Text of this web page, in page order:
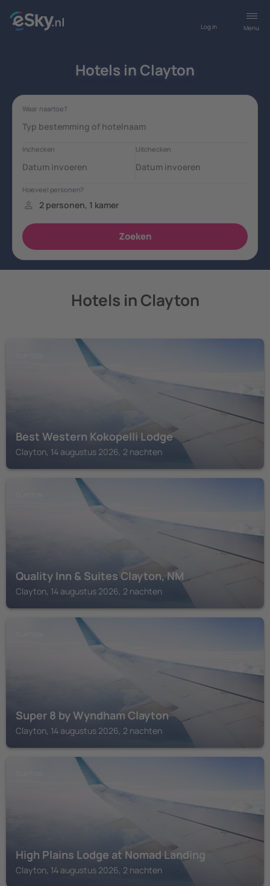
Menu
Log in
Hotels in Clayton
Hotels in Clayton
Best Western Kokopelli Lodge
Clayton, 14 augustus 2026, 2 nachten
Quality Inn & Suites Clayton, NM
Clayton, 14 augustus 2026, 2 nachten
Super 8 by Wyndham Clayton
Clayton, 14 augustus 2026, 2 nachten
High Plains Lodge at Nomad Landing
Clayton, 14 augustus 2026, 2 nachten